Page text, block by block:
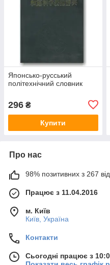
Японсько-русський
політехнічний словник
296 ₴
Купити
Про нас
98% позитивних з 267
Працює з 11.04.2016
м. Київ
Київ, Україна
Контакти
Сьогодні працює з